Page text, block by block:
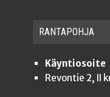
RAN­TA­POH­JA
Käyntiosoite
Revontie 2, II